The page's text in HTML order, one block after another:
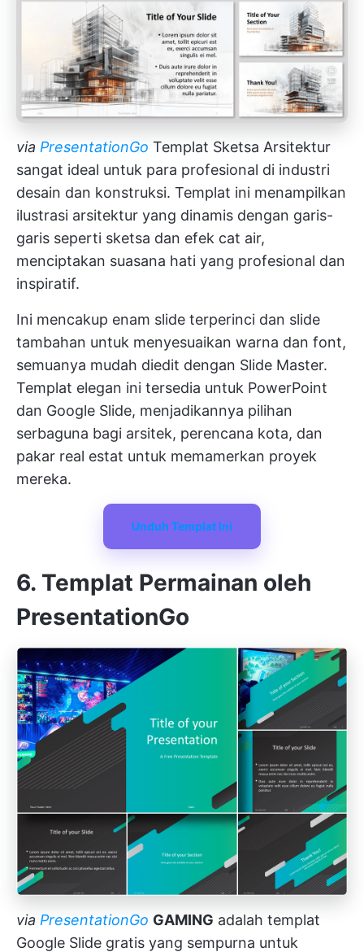
via PresentationGo Templat Sketsa Arsitektur
sangat ideal untuk para profesional di industri
desain dan konstruksi. Templat ini menampilkan
ilustrasi arsitektur yang dinamis dengan garis-
garis seperti sketsa dan efek cat air,
menciptakan suasana hati yang profesional dan
inspiratif.
Ini mencakup enam slide terperinci dan slide
tambahan untuk menyesuaikan warna dan font,
semuanya mudah diedit dengan Slide Master.
Templat elegan ini tersedia untuk PowerPoint
dan Google Slide, menjadikannya pilihan
serbaguna bagi arsitek, perencana kota, dan
pakar real estat untuk memamerkan proyek
mereka.
Unduh Templat Ini
6. Templat Permainan oleh
PresentationGo
via PresentationGo GAMING adalah templat
Google Slide gratis yang sempurna untuk